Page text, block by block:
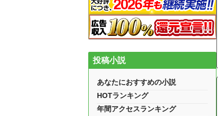
投稿小説
あなたにおすすめの小説
HOTランキング
年間アクセスランキング